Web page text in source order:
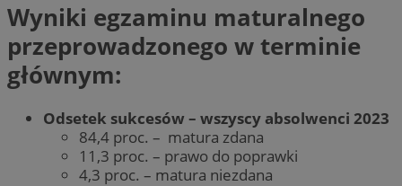
Wyniki egzaminu maturalnego
przeprowadzonego w terminie
głównym:
Odsetek sukcesów – wszyscy absolwenci 2023
84,4 proc. – matura zdana
11,3 proc. – prawo do poprawki
4,3 proc. – matura niezdana